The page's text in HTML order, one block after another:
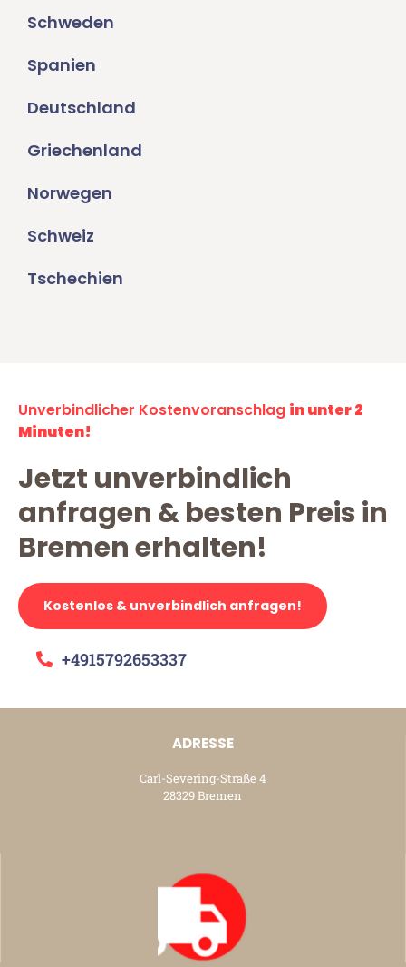
Schweden
Spanien
Deutschland
Griechenland
Norwegen
Schweiz
Tschechien
Unverbindlicher Kostenvoranschlag in unter 2
Minuten!
Jetzt unverbindlich
anfragen & besten Preis in
Bremen erhalten!
Kostenlos & unverbindlich anfragen!
+4915792653337
ADRESSE
Carl-Severing-Straße 4
28329 Bremen